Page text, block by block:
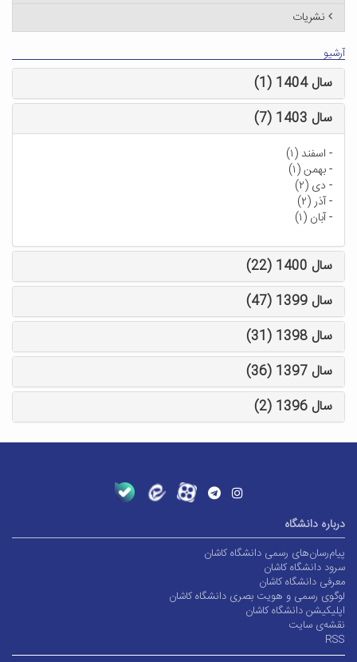
نشریات
آرشیو
سال 1404 (1)
سال 1403 (7)
- اسفند (۱)
-بهمن (۱)
- دی (۲)
-آذر (۲)
-آبان (۱)
سال 1400 (22)
سال 1399 (47)
سال 1398 (31)
سال 1397 (36)
سال 1396 (2)
درباره دانشگاه
پیام‌رسان‌های رسمی دانشگاه کاشان
سرود دانشگاه کاشان
معرفی دانشگاه کاشان
لوگوی رسمی و هویت بصری دانشگاه کاشان
اپلیکیشن دانشگاه کاشان
نقشه‌ی سایت
RSS